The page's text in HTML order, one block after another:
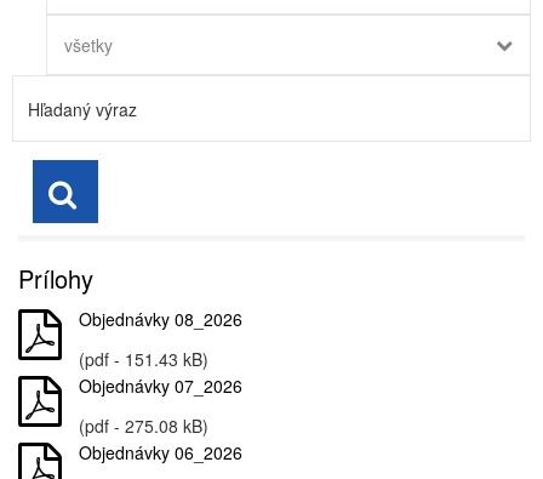
všetky
Prílohy
Objednávky 08_2026
(pdf - 151.43 kB)
Objednávky 07_2026
(pdf - 275.08 kB)
Objednávky 06_2026